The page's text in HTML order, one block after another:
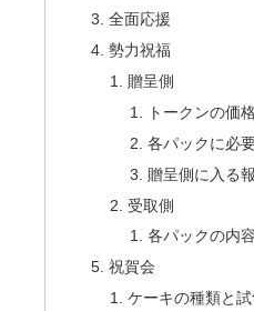
全面応援
勢力祝福
贈呈側
トークンの価
各パックに必
贈呈側に入る
受取側
各パックの内
祝賀会
ケーキの種類と